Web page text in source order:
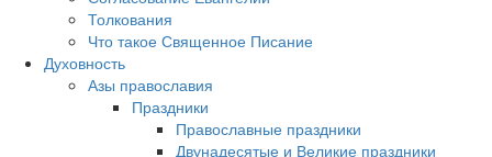
Толкования
Что такое Священное Писание
Духовность
Азы православия
Праздники
Православные праздники
Двунадесятые и Великие праздники